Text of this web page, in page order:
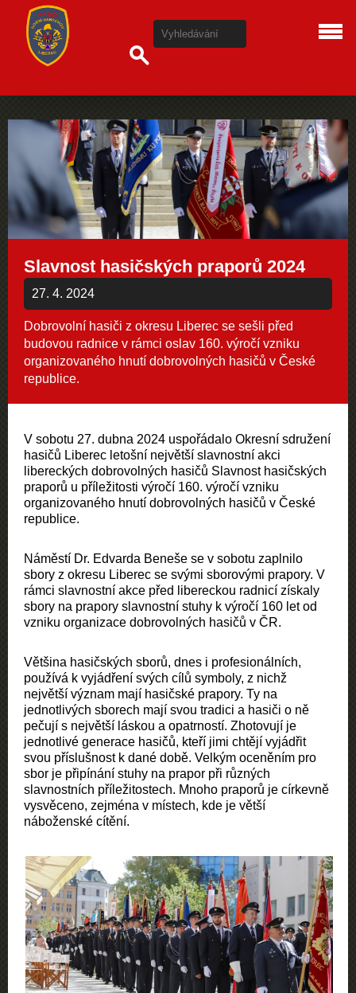
Slavnost hasičských praporů 2024
27. 4. 2024
Dobrovolní hasiči z okresu Liberec se sešli před
budovou radnice v rámci oslav 160. výročí vzniku
organizovaného hnutí dobrovolných hasičů v České
republice.
V sobotu 27. dubna 2024 uspořádalo Okresní sdružení
hasičů Liberec letošní největší slavnostní akci
libereckých dobrovolných hasičů Slavnost hasičských
praporů u příležitosti výročí 160. výročí vzniku
organizovaného hnutí dobrovolných hasičů v České
republice.
Náměstí Dr. Edvarda Beneše se v sobotu zaplnilo
sbory z okresu Liberec se svými sborovými prapory. V
rámci slavnostní akce před libereckou radnicí získaly
sbory na prapory slavnostní stuhy k výročí 160 let od
vzniku organizace dobrovolných hasičů v ČR.
Většina hasičských sborů, dnes i profesionálních,
používá k vyjádření svých cílů symboly, z nichž
největší význam mají hasičské prapory. Ty na
jednotlivých sborech mají svou tradici a hasiči o ně
pečují s největší láskou a opatrností. Zhotovují je
jednotlivé generace hasičů, kteří jimi chtějí vyjádřit
svou příslušnost k dané době. Velkým oceněním pro
sbor je připínání stuhy na prapor při různých
slavnostních příležitostech. Mnoho praporů je církevně
vysvěceno, zejména v místech, kde je větší
náboženské cítění.